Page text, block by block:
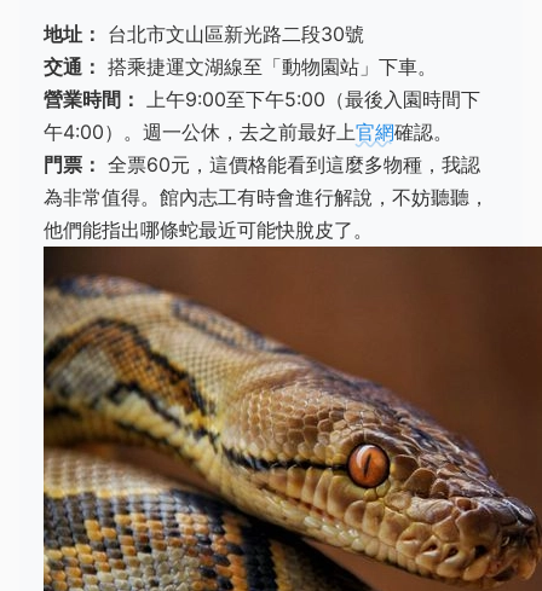
地址： 台北市文山區新光路二段30號
交通： 搭乘捷運文湖線至「動物園站」下車。
營業時間： 上午9:00至下午5:00（最後入園時間下
午4:00）。週一公休，去之前最好上官網確認。
門票： 全票60元，這價格能看到這麼多物種，我認
為非常值得。館內志工有時會進行解說，不妨聽聽，
他們能指出哪條蛇最近可能快脫皮了。